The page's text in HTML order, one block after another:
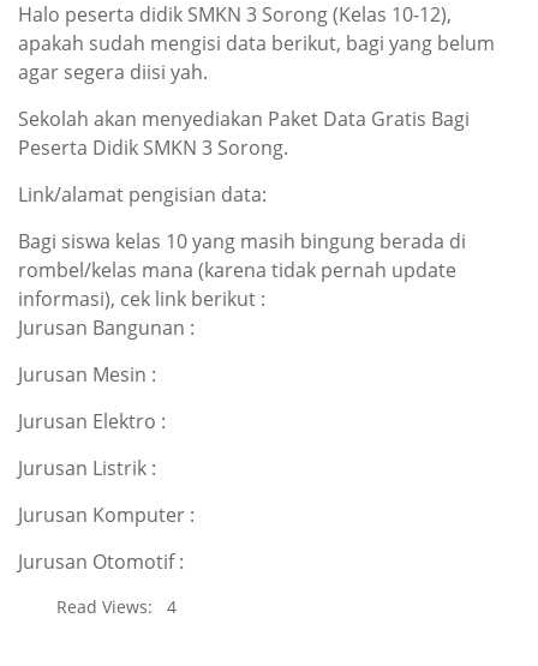
Halo peserta didik SMKN 3 Sorong (Kelas 10-12),
apakah sudah mengisi data berikut, bagi yang belum
agar segera diisi yah.
Sekolah akan menyediakan Paket Data Gratis Bagi
Peserta Didik SMKN 3 Sorong.
Link/alamat pengisian data:
Bagi siswa kelas 10 yang masih bingung berada di
rombel/kelas mana (karena tidak pernah update
informasi), cek link berikut :
Jurusan Bangunan :
Jurusan Mesin :
Jurusan Elektro :
Jurusan Listrik :
Jurusan Komputer :
Jurusan Otomotif :
Read Views: 4